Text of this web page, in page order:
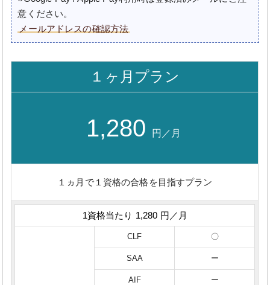
意ください。
メールアドレスの確認方法
１ヶ月プラン
1,280 円／月
１ヵ月で１資格の合格を目指すプラン
1資格当たり 1,280 円／月
CLF 〇
SAA ー
AIF ー